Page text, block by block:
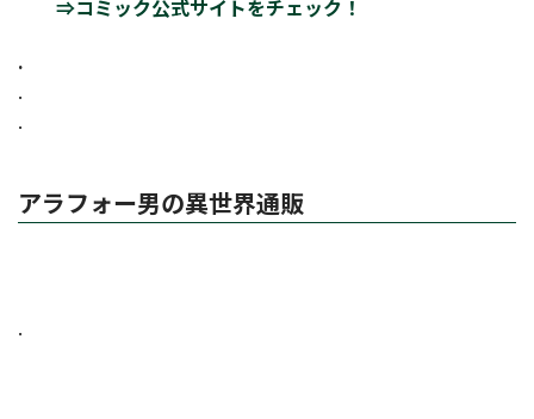
⇒コミック公式サイトをチェック！
.
.
.
アラフォー男の異世界通販
.